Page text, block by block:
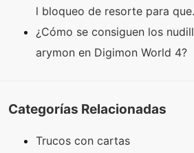
l bloqueo de resorte para
¿Cómo se consiguen los
arymon en Digimon World 4?
Categorías Relacionadas
Trucos con cartas